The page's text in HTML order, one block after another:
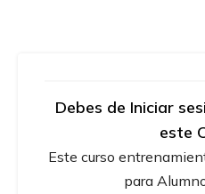
Debes de Iniciar
este
Este curso
para